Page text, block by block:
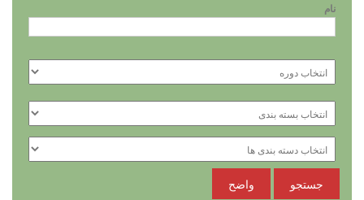
نام
جستجو واضح